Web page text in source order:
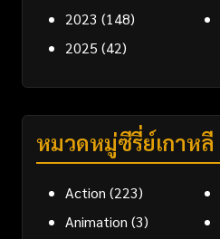
2023 (148)
2025 (42)
หมวดหมู่ซีรี่ย์เกาหลี
Action (223)
Animation (3)